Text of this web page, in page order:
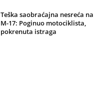
Teška saobraćajna nesreća na
M-17: Poginuo motociklista,
pokrenuta istraga